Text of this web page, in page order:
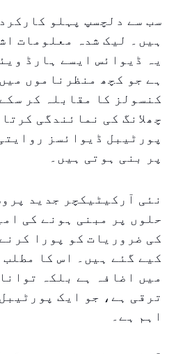
سب سے دلچسپ پہلو
ہیں۔ لیک شدہ معلومات
یہ ڈیوائس ایسے ہارڈ
ہے جو کچھ منظرناموں
کنسولز کا مقابلہ کر
چھلانگ کی نمائندگی کرتا
پورٹیبل ڈیوائسز
پر بنی ہوتی ہیں۔
نئی آرکیٹیکچر جدید
حلوں پر مبنی ہونے کی
کی ضروریات کو پورا
کیے گئے ہیں۔ اس کا
میں اضافہ ہے بلکہ
ترقی ہے، جو ایک
اہم ہے۔